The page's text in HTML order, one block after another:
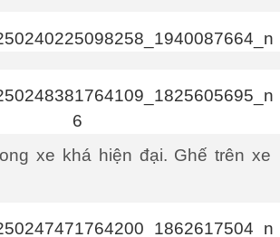
xe khá hiện đại. Ghế trên xe